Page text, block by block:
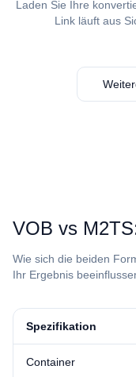
Laden Sie Ihre
Link läuft aus
⁦VOB⁩ vs
Wie sich die beiden
Ihr Ergebnis
Spezifikation
Container